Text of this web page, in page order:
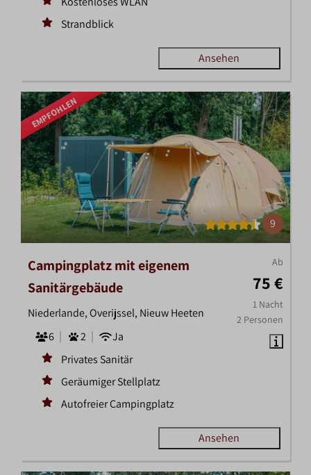
Strandblick
Ansehen
EMPFOHLEN
9
Ab
75 €
1 Nacht
2 Personen
Campingplatz mit eigenem
Sanitärgebäude
Niederlande, Overijssel, Nieuw Heeten
6
2
Ja
Privates Sanitär
Geräumiger Stellplatz
Autofreier Campingplatz
Ansehen